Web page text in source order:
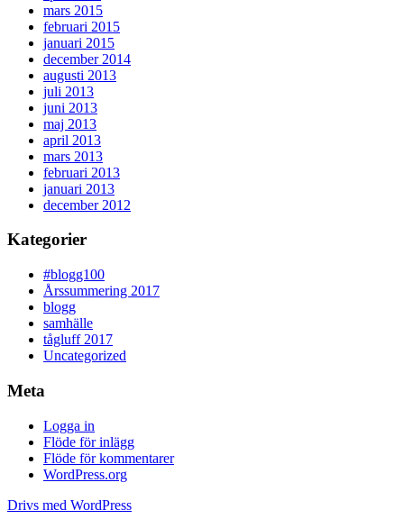
mars 2015
februari 2015
januari 2015
december 2014
augusti 2013
juli 2013
juni 2013
maj 2013
april 2013
mars 2013
februari 2013
januari 2013
december 2012
Kategorier
#blogg100
Årssummering 2017
blogg
samhälle
tågluff 2017
Uncategorized
Meta
Logga in
Flöde för inlägg
Flöde för kommentarer
WordPress.org
Drivs med WordPress